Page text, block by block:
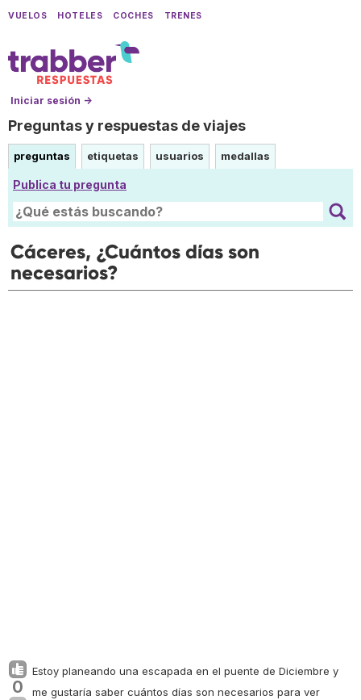
VUELOS HOTELES COCHES TRENES
Iniciar sesión →
Preguntas y respuestas de viajes
preguntas etiquetas usuarios medallas
Publica tu pregunta
Cáceres, ¿Cuántos días son
necesarios?
0
Estoy planeando una escapada en el puente de Diciembre y
me gustaría saber cuántos días son necesarios para ver